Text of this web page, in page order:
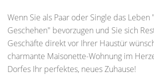
Wenn Sie als Paar oder Single das
Geschehen" bevorzugen und Sie sich
Geschäfte direkt vor Ihrer Haustür
charmante Maisonette-Wohnung im
Dorfes Ihr perfektes, neues Zuhause!